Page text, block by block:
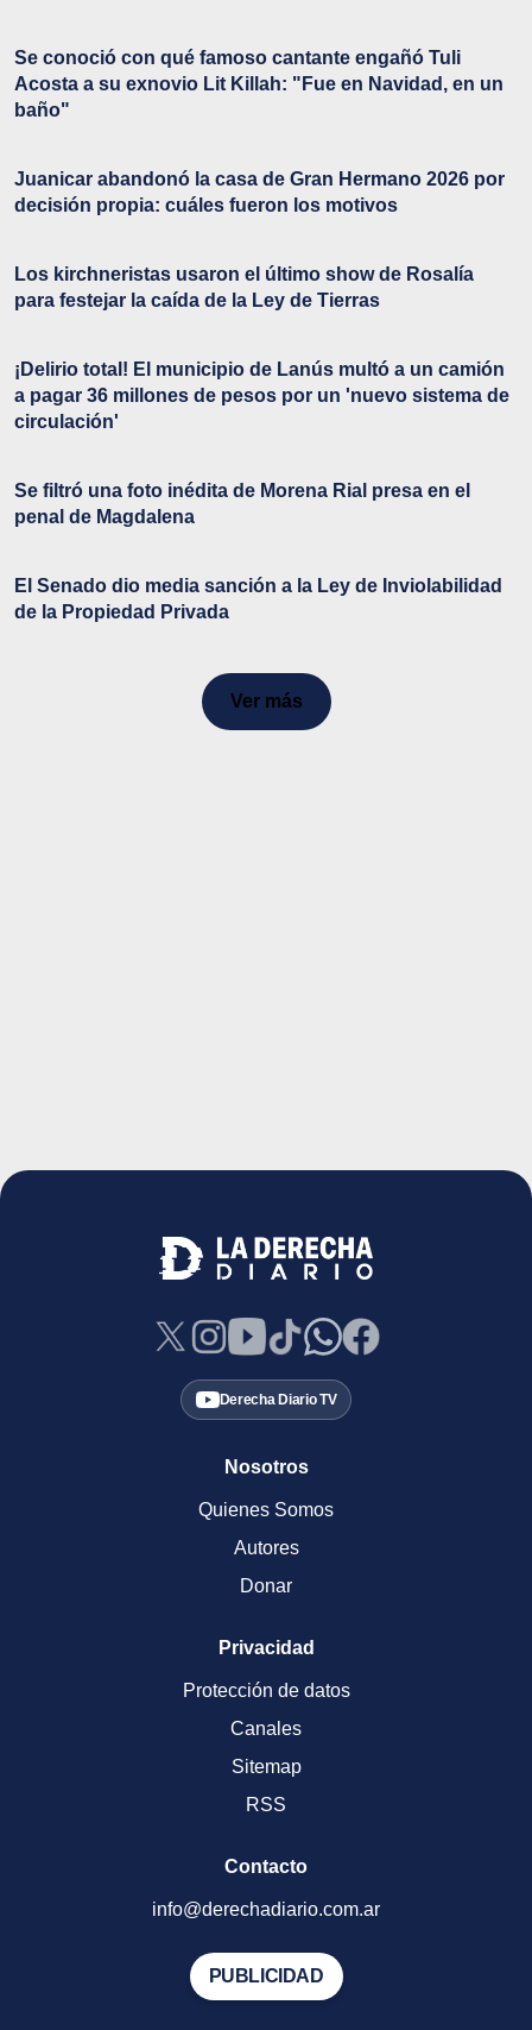
Se conoció con qué famoso cantante engañó Tuli
Acosta a su exnovio Lit Killah: "Fue en Navidad, en un
baño"
Juanicar abandonó la casa de Gran Hermano 2026 por
decisión propia: cuáles fueron los motivos
Los kirchneristas usaron el último show de Rosalía
para festejar la caída de la Ley de Tierras
¡Delirio total! El municipio de Lanús multó a un camión
a pagar 36 millones de pesos por un 'nuevo sistema de
circulación'
Se filtró una foto inédita de Morena Rial presa en el
penal de Magdalena
El Senado dio media sanción a la Ley de Inviolabilidad
de la Propiedad Privada
Ver más
Derecha Diario TV
Nosotros
Quienes Somos
Autores
Donar
Privacidad
Protección de datos
Canales
Sitemap
RSS
Contacto
info@derechadiario.com.ar
PUBLICIDAD